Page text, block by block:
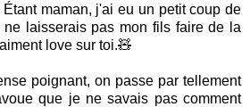
maman, j'ai eu un petit coup de
laisserais pas mon fils faire de la
love sur toi.🧸
poignant, on passe par tellement
que je ne savais pas comment